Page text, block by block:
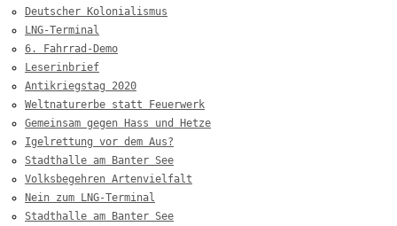
Deutscher Kolonialismus
LNG-Terminal
6. Fahrrad-Demo
Leserinbrief
Antikriegstag 2020
Weltnaturerbe statt Feuerwerk
Gemeinsam gegen Hass und Hetze
Igelrettung vor dem Aus?
Stadthalle am Banter See
Volksbegehren Artenvielfalt
Nein zum LNG-Terminal
Stadthalle am Banter See